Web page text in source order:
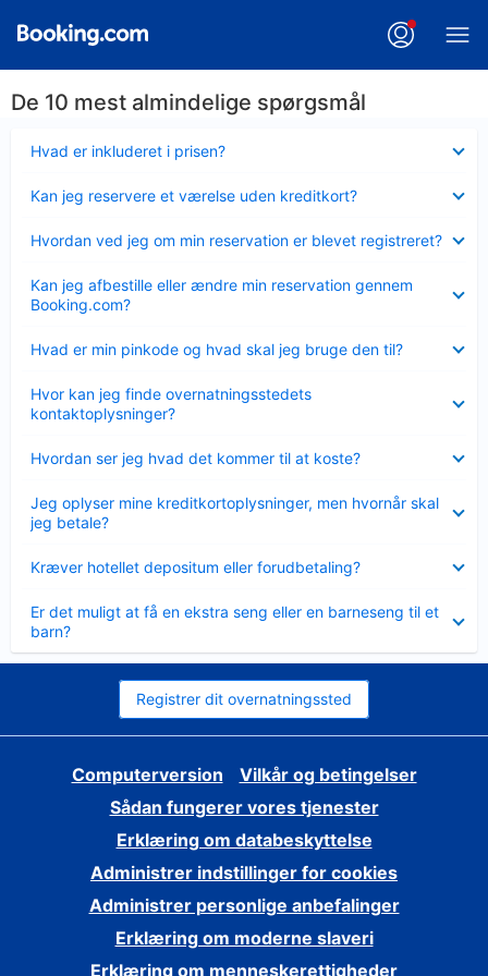
De 10 mest almindelige spørgsmål
Hvad er inkluderet i prisen?
Kan jeg reservere et værelse uden kreditkort?
Hvordan ved jeg om min reservation er blevet registreret?
Kan jeg afbestille eller ændre min reservation gennem
Booking.com?
Hvad er min pinkode og hvad skal jeg bruge den til?
Hvor kan jeg finde overnatningsstedets
kontaktoplysninger?
Hvordan ser jeg hvad det kommer til at koste?
Jeg oplyser mine kreditkortoplysninger, men hvornår skal
jeg betale?
Kræver hotellet depositum eller forudbetaling?
Er det muligt at få en ekstra seng eller en barneseng til et
barn?
Registrer dit overnatningssted
Computerversion
Vilkår og betingelser
Sådan fungerer vores tjenester
Erklæring om databeskyttelse
Administrer indstillinger for cookies
Administrer personlige anbefalinger
Erklæring om moderne slaveri
Erklæring om menneskerettigheder